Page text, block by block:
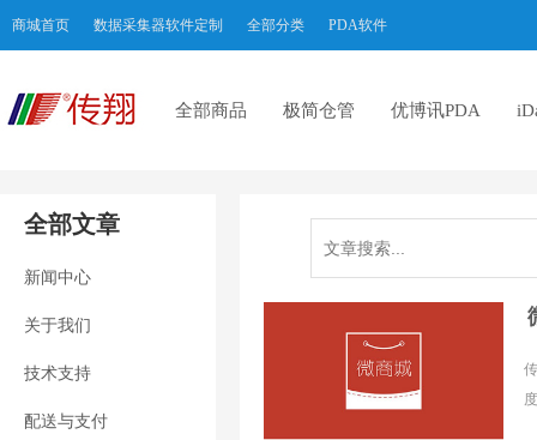
商城首页 数据采集器软件定制 全部分类 PDA软件
全部商品 极简仓管 优博讯PDA
全部文章
新闻中心
关于我们
技术支持
配送与支付